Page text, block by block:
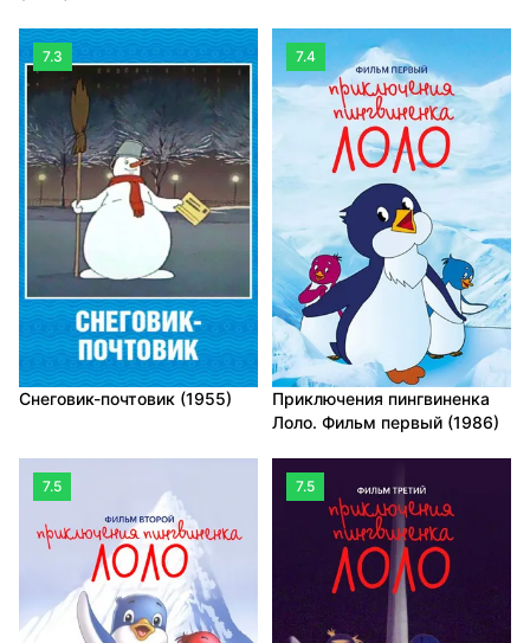
7.3
Снеговик-почтовик (1955)
7.4
Приключения пингвиненка
Лоло. Фильм первый (1986)
7.5 7.5